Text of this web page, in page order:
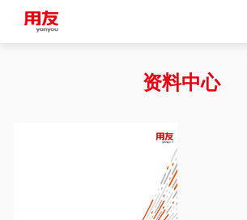
Vietnam
资料中心